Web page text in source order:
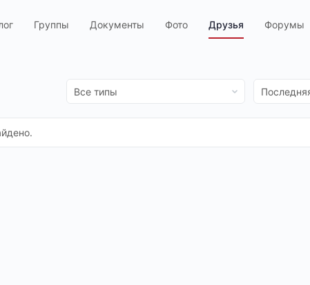
Группы Документы Фото Друзья Форумы
Показать:
Показать: